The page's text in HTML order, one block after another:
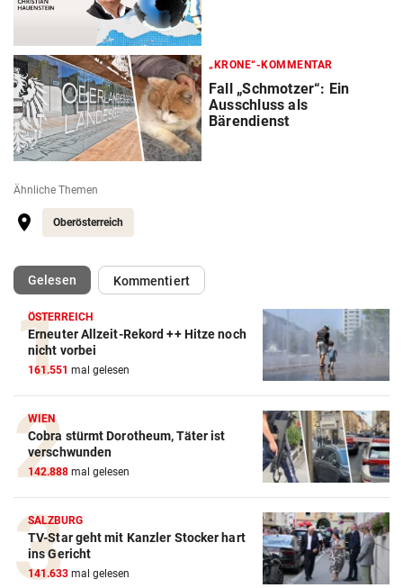
„KRONE“-KOMMENTAR
Fall „Schmotzer“: Ein
Ausschluss als
Bärendienst
Ähnliche Themen
Oberösterreich
Gelesen(ausgewählt)Kommentiert
ÖSTERREICH
Erneuter Allzeit-Rekord ++ Hitze noch
nicht vorbei
161.551 mal gelesen
WIEN
Cobra stürmt Dorotheum, Täter ist
verschwunden
142.888 mal gelesen
SALZBURG
TV-Star geht mit Kanzler Stocker hart
ins Gericht
141.633 mal gelesen